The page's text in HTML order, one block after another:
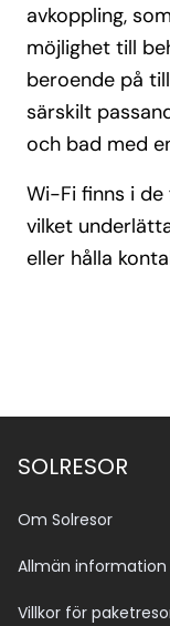
avkoppling,
möjlighet till
beroende på
särskilt
och bad med
Wi-Fi finns i
vilket
eller hålla
SOLRESOR
Om Solresor
Allmän information
Villkor för